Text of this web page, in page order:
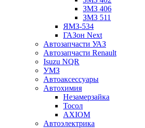
ЗМЗ 406
ЗМЗ 511
ЯМЗ-534
ГАЗон Next
Автозапчасти УАЗ
Автозапчасти Renault
Isuzu NQR
УМЗ
Автоаксессуары
Автохимия
Незамерзайка
Тосол
AXIOM
Автоэлектрика